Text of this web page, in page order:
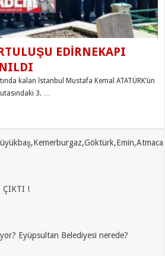
EDİRNEKAPI
kalan İstanbul Mustafa Kemal ATATÜRK’ün
3. …
ÇIKTI !
Eyüpsultan Belediyesi nerede?